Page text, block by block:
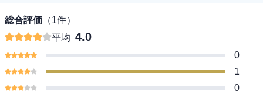
総合評価 （1件）
平均 4.0
0
1
0